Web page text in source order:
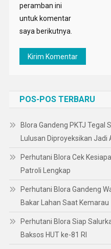
peramban ini
untuk komentar
saya berikutnya.
POS-POS TERBARU
Blora Gandeng PKTJ Tegal
Lulusan Diproyeksikan Jadi
Perhutani Blora Cek
Patroli Lengkap
Perhutani Blora Gandeng
Bakar Lahan Saat Kemarau
Perhutani Blora Siap
Baksos HUT ke-81 RI